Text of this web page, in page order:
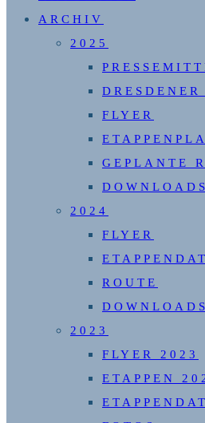
UMSCHALTEN
ARCHIV
2025
FLYER
GEPLANTE
DOWNLOADS
2024
FLYER
ROUTE
2023
FLYER 2023
ETAPPEN